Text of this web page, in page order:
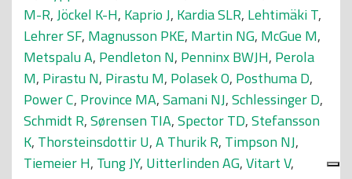
M-R,Jöckel K-H, Kaprio J, Kardia SLR, Lehtimäki T,
Lehrer SF, Magnusson PKE, Martin NG, McGue M,
Metspalu A, Pendleton N, Penninx BWJH, Perola
M, Pirastu N, Pirastu M, Polasek O, Posthuma D,
Power C, Province MA,Samani NJ,Schlessinger D,
Schmidt R,Sørensen TIA,Spector TD,Stefansson
K, Thorsteinsdottir U,A Thurik R, Timpson NJ,
Tiemeier H, Tung JY, Uitterlinden AG,Vitart V,